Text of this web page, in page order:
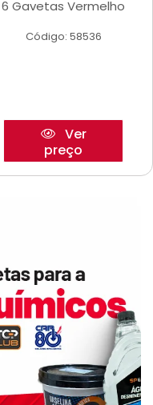
6 Gavetas Vermelho
Código: 58536
Ver
preço